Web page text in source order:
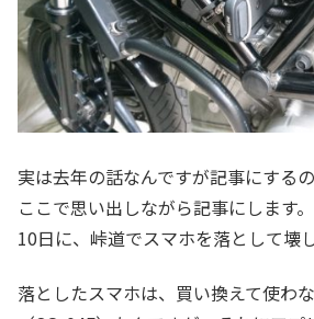
実は去年の話なんですが記事にする
ここで思い出しながら記事にします
10日に、峠道でスマホを落として壊
落としたスマホは、買い換えて使わ